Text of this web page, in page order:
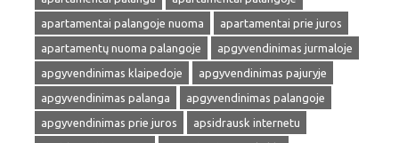
apartamentai palangoje nuoma
apartamentai prie juros
apartamentų nuoma palangoje
apgyvendinimas jurmaloje
apgyvendinimas klaipedoje
apgyvendinimas pajuryje
apgyvendinimas palanga
apgyvendinimas palangoje
apgyvendinimas prie juros
apsidrausk internetu